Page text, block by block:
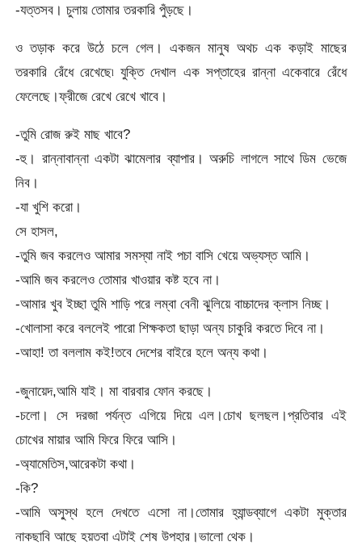
-যত্তসব। চুলায় তোমার তরকারি পুঁড়ছে।
ও তড়াক করে উঠে চলে গেল। একজন মানুষ অথচ এক কড়াই মাছের
তরকারি রেঁধে রেখেছে৷ যুক্তি দেখাল এক সপ্তাহের রান্না একেবারে রেঁধে
ফেলেছে।ফ্রীজে রেখে রেখে খাবে।
-তুমি রোজ রুই মাছ খাবে?
-হু। রান্নাবান্না একটা ঝামেলার ব্যাপার। অরুচি লাগলে সাথে ডিম ভেজে
নিব।
-যা খুশি করো।
সে হাসল,
-তুমি জব করলেও আমার সমস্যা নাই পচা বাসি খেয়ে অভ্যস্ত আমি।
-আমি জব করলেও তোমার খাওয়ার কষ্ট হবে না।
-আমার খুব ইচ্ছা তুমি শাড়ি পরে লম্বা বেনী ঝুলিয়ে বাচ্চাদের ক্লাস নিচ্ছ।
-খোলাসা করে বললেই পারো শিক্ষকতা ছাড়া অন্য চাকুরি করতে দিবে না।
-আহা! তা বললাম কই!তবে দেশের বাইরে হলে অন্য কথা।
-জুনায়েদ,আমি যাই। মা বারবার ফোন করছে।
-চলো। সে দরজা পর্যন্ত এগিয়ে দিয়ে এল।চোখ ছলছল।প্রতিবার এই
চোখের মায়ার আমি ফিরে ফিরে আসি।
-অ্যামেতিস,আরেকটা কথা।
-কি?
-আমি অসু্স্থ হলে দেখতে এসো না।তোমার হ্যান্ডব্যাগে একটা মুক্তার
নাকছাবি আছে হয়তবা এটাই শেষ উপহার।ভালো থেক।